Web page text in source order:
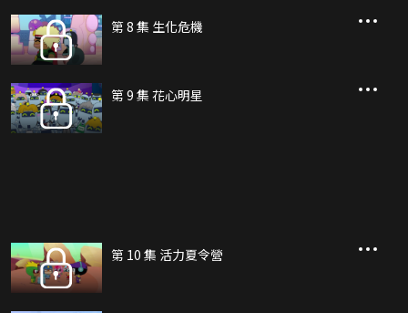
第 8 集 生化危機
第 9 集 花心明星
第 10 集 活力夏令營